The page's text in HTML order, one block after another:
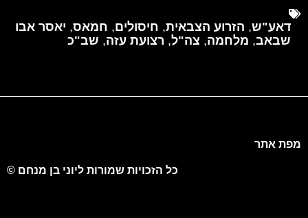
דאע"ש, הזרוע הצבאית, חיסולים, חמאס, יאסר אבו
שבאב, מלחמה, צה"ל, רצועת עזה, שב"כ
מפת אתר
כל הזכויות שמורות ליוני בן מנחם ©